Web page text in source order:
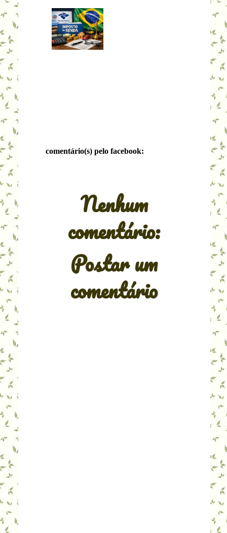
comentário(s) pelo facebook:
Nenhum
comentário:
Postar um
comentário